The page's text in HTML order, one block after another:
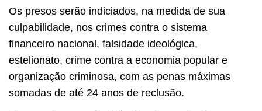
Os presos serão indiciados, na medida de sua
culpabilidade, nos crimes contra o sistema
financeiro nacional, falsidade ideológica,
estelionato, crime contra a economia popular e
organização criminosa, com as penas máximas
somadas de até 24 anos de reclusão.